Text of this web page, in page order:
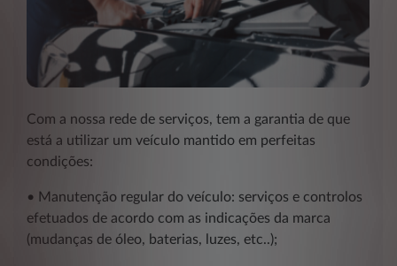
Com a nossa rede de serviços, tem a garantia de que
está a utilizar um veículo mantido em perfeitas
condições:
• Manutenção regular do veículo: serviços e controlos
efetuados de acordo com as indicações da marca
(mudanças de óleo, baterias, luzes, etc..);